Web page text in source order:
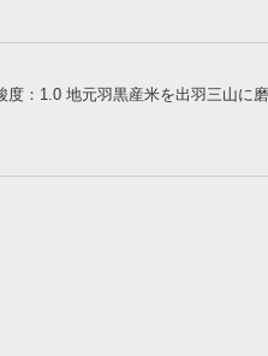
1.0 地元羽黒産米を出羽三山に